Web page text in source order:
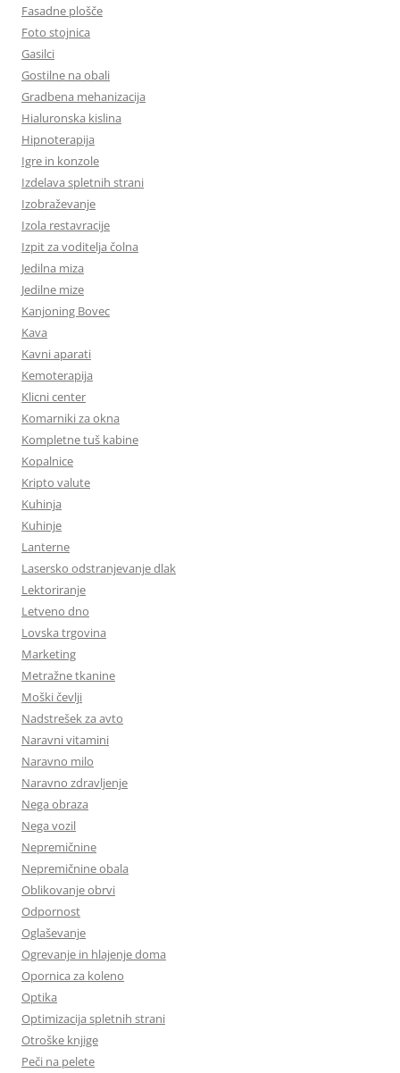
Fasadne plošče
Foto stojnica
Gasilci
Gostilne na obali
Gradbena mehanizacija
Hialuronska kislina
Hipnoterapija
Igre in konzole
Izdelava spletnih strani
Izobraževanje
Izola restavracije
Izpit za voditelja čolna
Jedilna miza
Jedilne mize
Kanjoning Bovec
Kava
Kavni aparati
Kemoterapija
Klicni center
Komarniki za okna
Kompletne tuš kabine
Kopalnice
Kripto valute
Kuhinja
Kuhinje
Lanterne
Lasersko odstranjevanje dlak
Lektoriranje
Letveno dno
Lovska trgovina
Marketing
Metražne tkanine
Moški čevlji
Nadstrešek za avto
Naravni vitamini
Naravno milo
Naravno zdravljenje
Nega obraza
Nega vozil
Nepremičnine
Nepremičnine obala
Oblikovanje obrvi
Odpornost
Oglaševanje
Ogrevanje in hlajenje doma
Opornica za koleno
Optika
Optimizacija spletnih strani
Otroške knjige
Peči na pelete